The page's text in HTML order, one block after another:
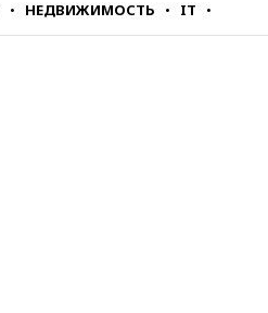
НЕДВИЖИМОСТЬ IT